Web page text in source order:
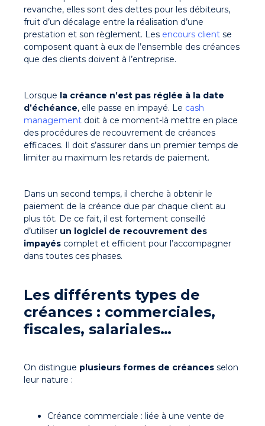
revanche, elles sont des dettes pour les débiteurs,
fruit d’un décalage entre la réalisation d’une
prestation et son règlement. Les encours client se
composent quant à eux de l’ensemble des créances
que des clients doivent à l’entreprise.
Lorsque la créance n’est pas réglée à la date
d’échéance, elle passe en impayé. Le cash
management doit à ce moment-là mettre en place
des procédures de recouvrement de créances
efficaces. Il doit s’assurer dans un premier temps de
limiter au maximum les retards de paiement.
Dans un second temps, il cherche à obtenir le
paiement de la créance due par chaque client au
plus tôt. De ce fait, il est fortement conseillé
d’utiliser un logiciel de recouvrement des
impayés complet et efficient pour l’accompagner
dans toutes ces phases.
Les différents types de
créances : commerciales,
fiscales, salariales…
On distingue plusieurs formes de créances selon
leur nature :
Créance commerciale : liée à une vente de